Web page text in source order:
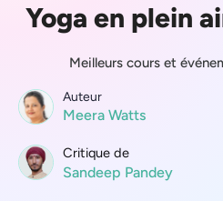
Yoga en plein
Meilleurs cours et
Auteur
Meera Watts
Critique de
Sandeep Pandey